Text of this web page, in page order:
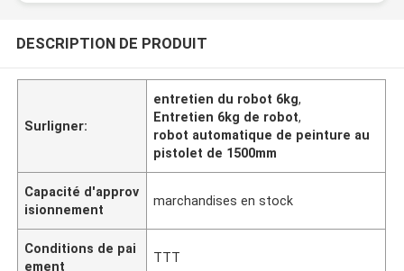
DESCRIPTION DE PRODUIT
Surligner:
entretien du robot 6kg,
Entretien 6kg de robot,
robot automatique de peinture au
pistolet de 1500mm
Capacité d'approv
isionnement
marchandises en stock
Conditions de pai
ement
TTT